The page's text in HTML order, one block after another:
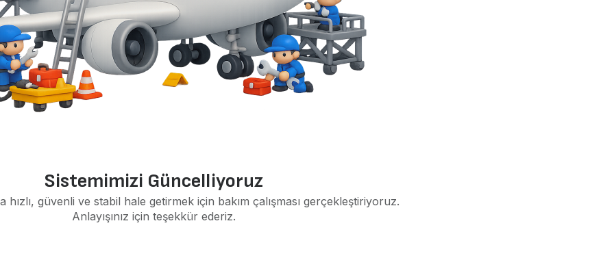
Sistemimizi Güncelliyoruz
hızlı, güvenli ve stabil hale getirmek için bakım çalışması gerçekleştiriyoruz.
Anlayışınız için teşekkür ederiz.